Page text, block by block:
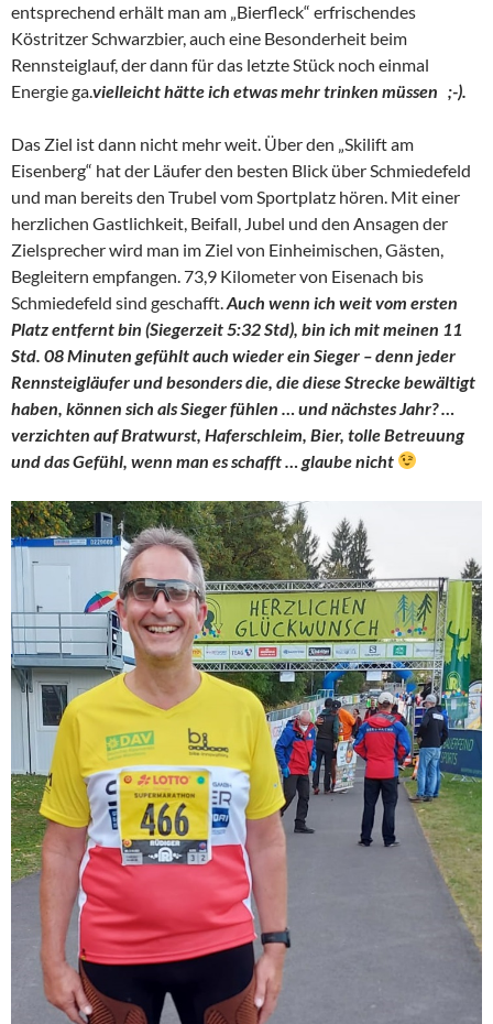
entsprechend erhält man am „Bierfleck“ erfrischendes
Köstritzer Schwarzbier, auch eine Besonderheit beim
Rennsteiglauf, der dann für das letzte Stück noch einmal
Energie ga.vielleicht hätte ich etwas mehr trinken müssen ;-).
Das Ziel ist dann nicht mehr weit. Über den „Skilift am
Eisenberg“ hat der Läufer den besten Blick über Schmiedefeld
und man bereits den Trubel vom Sportplatz hören. Mit einer
herzlichen Gastlichkeit, Beifall, Jubel und den Ansagen der
Zielsprecher wird man im Ziel von Einheimischen, Gästen,
Begleitern empfangen. 73,9 Kilometer von Eisenach bis
Schmiedefeld sind geschafft. Auch wenn ich weit vom ersten
Platz entfernt bin (Siegerzeit 5:32 Std), bin ich mit meinen 11
Std. 08 Minuten gefühlt auch wieder ein Sieger – denn jeder
Rennsteigläufer und besonders die, die diese Strecke bewältigt
haben, können sich als Sieger fühlen … und nächstes Jahr? …
verzichten auf Bratwurst, Haferschleim, Bier, tolle Betreuung
und das Gefühl, wenn man es schafft … glaube nicht